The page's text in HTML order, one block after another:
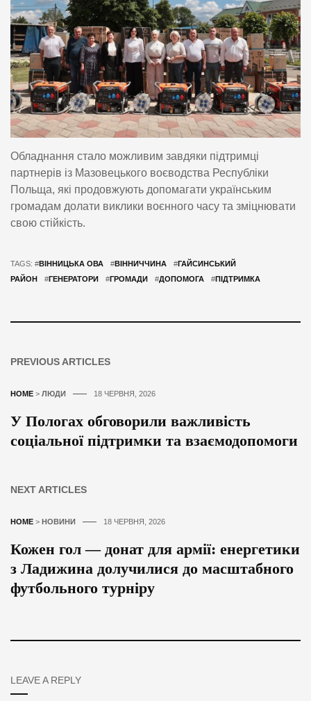
Обладнання стало можливим завдяки підтримці
партнерів із Мазовецького воєводства Республіки
Польща, які продовжують допомагати українським
громадам долати виклики воєнного часу та зміцнювати
свою стійкість.
TAGS: #ВІННИЦЬКА ОВА #ВІННИЧЧИНА #ГАЙСИНСЬКИЙ
РАЙОН
#ГЕНЕРАТОРИ #ГРОМАДИ #ДОПОМОГА #ПІДТРИМКА
PREVIOUS ARTICLES
HOME > ЛЮДИ 18 ЧЕРВНЯ, 2026
У Пологах обговорили важливість
соціальної підтримки та взаємодопомоги
NEXT ARTICLES
HOME > НОВИНИ 18 ЧЕРВНЯ, 2026
Кожен гол — донат для армії: енергетики
з Ладижина долучилися до масштабного
футбольного турніру
LEAVE A REPLY